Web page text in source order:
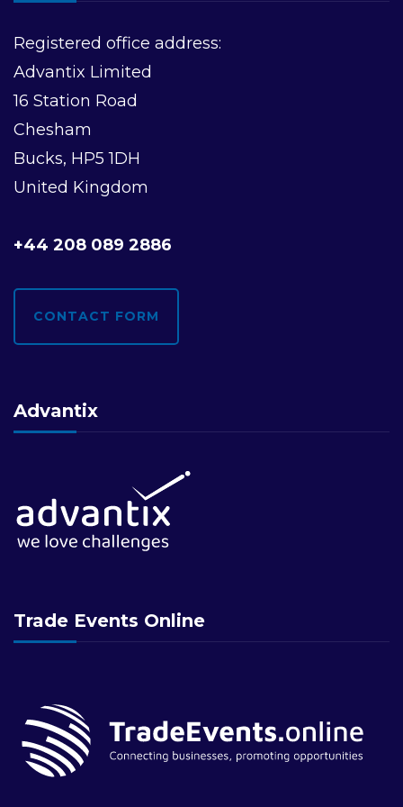
Registered office address:
Advantix Limited
16 Station Road
Chesham
Bucks, HP5 1DH
United Kingdom
+44 208 089 2886
CONTACT FORM
Advantix
Trade Events Online